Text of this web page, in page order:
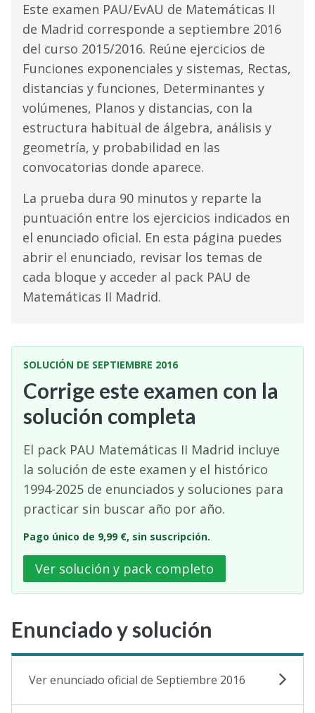
Este examen PAU/EvAU de Matemáticas II
de Madrid corresponde a septiembre 2016
del curso 2015/2016. Reúne ejercicios de
Funciones exponenciales y sistemas, Rectas,
distancias y funciones, Determinantes y
volúmenes, Planos y distancias, con la
estructura habitual de álgebra, análisis y
geometría, y probabilidad en las
convocatorias donde aparece.
La prueba dura 90 minutos y reparte la
puntuación entre los ejercicios indicados en
el enunciado oficial. En esta página puedes
abrir el enunciado, revisar los temas de
cada bloque y acceder al pack PAU de
Matemáticas II Madrid.
SOLUCIÓN DE SEPTIEMBRE 2016
Corrige este examen con la
solución completa
El pack PAU Matemáticas II Madrid incluye
la solución de este examen y el histórico
1994-2025 de enunciados y soluciones para
practicar sin buscar año por año.
Pago único de 9,99 €, sin suscripción.
Ver solución y pack completo
Enunciado y solución
Ver enunciado oficial de Septiembre 2016